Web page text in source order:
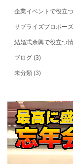
企業イベントで役立
サプライズプロポー
結婚式余興で役立つ
ブログ (3)
未分類 (3)